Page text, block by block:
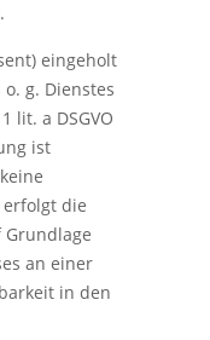
.
eingeholt
g. Dienstes
lit. a DSGVO
ist
die
Grundlage
an einer
in den